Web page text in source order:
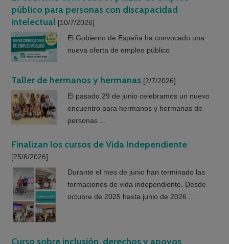
público para personas con discapacidad
intelectual [10/7/2026]
El Gobierno de España ha convocado una
nueva oferta de empleo público
Taller de hermanos y hermanas [2/7/2026]
El pasado 29 de junio celebramos un nuevo
encuentro para hermanos y hermanas de
personas ...
Finalizan los cursos de Vida Independiente
[25/6/2026]
Durante el mes de junio han terminado las
formaciones de vida independiente. Desde
octubre de 2025 hasta junio de 2026 ...
Curso sobre inclusión, derechos y apoyos